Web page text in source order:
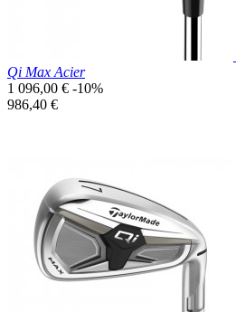
Qi Max Acier
Prix
de
1 096,00 € -10%
Prix
986,40 €
Prix réduit
Aperçu rapide